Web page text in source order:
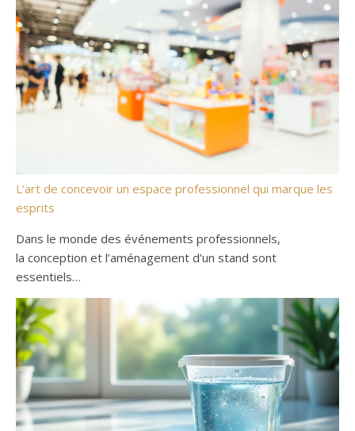
L’art de concevoir un espace professionnel qui marque les
esprits
Dans le monde des événements professionnels,
la conception et l’aménagement d’un stand sont
essentiels…